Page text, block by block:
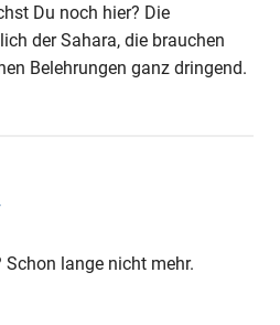
Du noch hier? Die
der Sahara, die brauchen
Belehrungen ganz dringend.
lange nicht mehr.